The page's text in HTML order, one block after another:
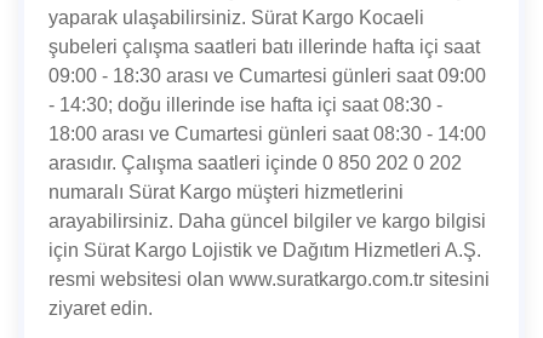
yaparak ulaşabilirsiniz. Sürat Kargo Kocaeli
şubeleri çalışma saatleri batı illerinde hafta içi saat
09:00 - 18:30 arası ve Cumartesi günleri saat 09:00
- 14:30; doğu illerinde ise hafta içi saat 08:30 -
18:00 arası ve Cumartesi günleri saat 08:30 - 14:00
arasıdır. Çalışma saatleri içinde 0 850 202 0 202
numaralı Sürat Kargo müşteri hizmetlerini
arayabilirsiniz. Daha güncel bilgiler ve kargo bilgisi
için Sürat Kargo Lojistik ve Dağıtım Hizmetleri A.Ş.
resmi websitesi olan www.suratkargo.com.tr sitesini
ziyaret edin.